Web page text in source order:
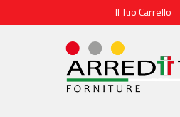
Il Tuo Carrello